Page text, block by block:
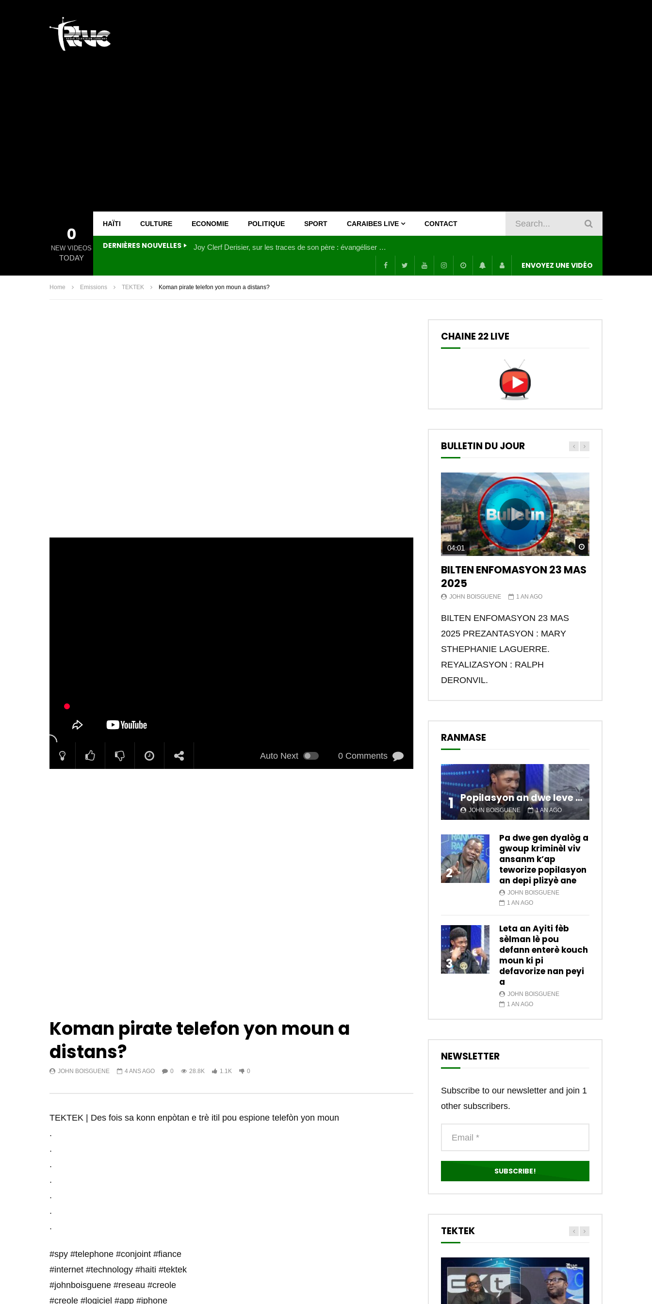
0
NEW VIDEOS
TODAY
HAÏTI CULTURE ECONOMIE POLITIQUE SPORT CARAIBES LIVE CONTACT
DERNIÈRES NOUVELLES Joy Clerf Derisier, sur les traces de son père : évangéliser par la musique
ENVOYEZ UNE VIDÉO
Home Emissions TEKTEK Koman pirate telefon yon moun a distans?
Auto Next 0 Comments
Koman pirate telefon yon moun a
distans?
JOHN BOISGUENE 4 ANS AGO 0 28.8K 1.1K 0
TEKTEK | Des fois sa konn enpòtan e trè itil pou espione telefòn yon moun
.
.
.
.
.
.
.
#spy #telephone #conjoint #fiance
#internet #technology #haiti #tektek
#johnboisguene #reseau #creole
#creole #logiciel #app #iphone
CHAINE 22 LIVE
BULLETIN DU JOUR
Watch Later
04:01
BILTEN ENFOMASYON 23 MAS
2025
JOHN BOISGUENE 1 AN AGO
BILTEN ENFOMASYON 23 MAS
2025 PREZANTASYON : MARY
STHEPHANIE LAGUERRE.
REYALIZASYON : RALPH
DERONVIL.
RANMASE
1 Popilasyon an dwe leve kanpe pou chanje sitiyasyon kawotik l’ap viv nan peyi a.
JOHN BOISGUENE 1 AN AGO
2
Pa dwe gen dyalòg a
gwoup kriminèl viv
ansanm k’ap
teworize popilasyon
an depi plizyè ane
JOHN BOISGUENE
1 AN AGO
3
Leta an Ayiti fèb
sèlman lè pou
defann enterè kouch
moun ki pi
defavorize nan peyi
a
JOHN BOISGUENE
1 AN AGO
NEWSLETTER
Subscribe to our newsletter and join 1
other subscribers.
TEKTEK